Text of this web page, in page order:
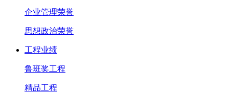
企业管理荣誉
思想政治荣誉
工程业绩
鲁班奖工程
精品工程